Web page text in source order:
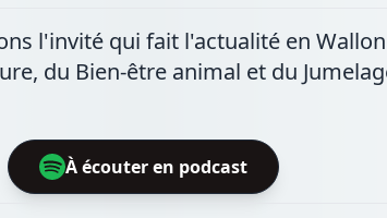
l'invité qui fait l'actualité en
du Bien-être animal et du
À écouter en podcast